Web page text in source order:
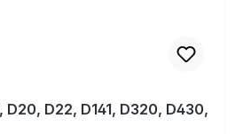
D22, D141, D320, D430,